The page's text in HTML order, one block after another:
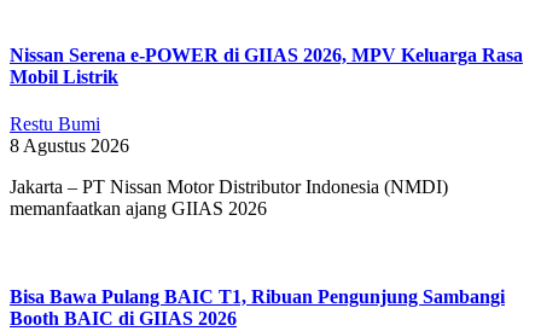
Nissan Serena e-POWER di GIIAS 2026, MPV Keluarga Rasa
Mobil Listrik
Restu Bumi
8 Agustus 2026
Jakarta – PT Nissan Motor Distributor Indonesia (NMDI)
memanfaatkan ajang GIIAS 2026
Bisa Bawa Pulang BAIC T1, Ribuan Pengunjung Sambangi
Booth BAIC di GIIAS 2026